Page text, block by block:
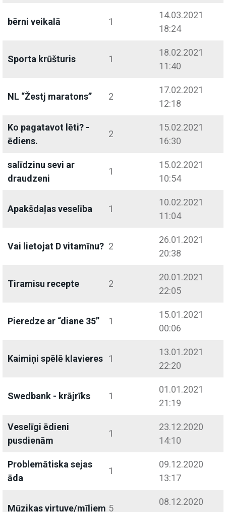
bērni veikalā 1
14.03.2021
18:24
Sporta krūšturis 1
18.02.2021
11:40
NL “Žestj maratons” 2
17.02.2021
12:18
Ko pagatavot lēti? -
ēdiens.
2
15.02.2021
16:30
salīdzinu sevi ar
draudzeni
1
15.02.2021
10:54
Apakšdaļas veselība 1
10.02.2021
11:04
Vai lietojat D vitamīnu? 2
26.01.2021
20:38
Tiramisu recepte 2
20.01.2021
22:05
Pieredze ar “diane 35” 1
15.01.2021
00:06
Kaimiņi spēlē klavieres 1
13.01.2021
22:20
Swedbank - krājrīks 1
01.01.2021
21:19
Veselīgi ēdieni
pusdienām
1
23.12.2020
14:10
Problemātiska sejas
āda
1
09.12.2020
13:17
Mūzikas virtuve/mīļiem 5
08.12.2020